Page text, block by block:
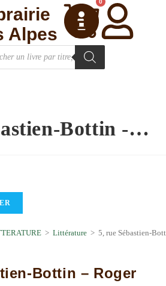
0
Alpes
Bottin -…
> Littérature > 5, rue Sébastien-
Bottin – Roger